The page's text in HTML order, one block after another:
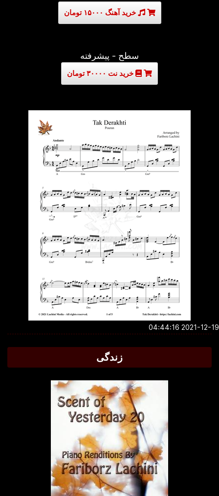
خرید آهنگ ۱۵۰۰۰ تومان
سطح - پیشرفته
خرید نت ۳۰۰۰۰ تومان
2021-12-19
زندگی